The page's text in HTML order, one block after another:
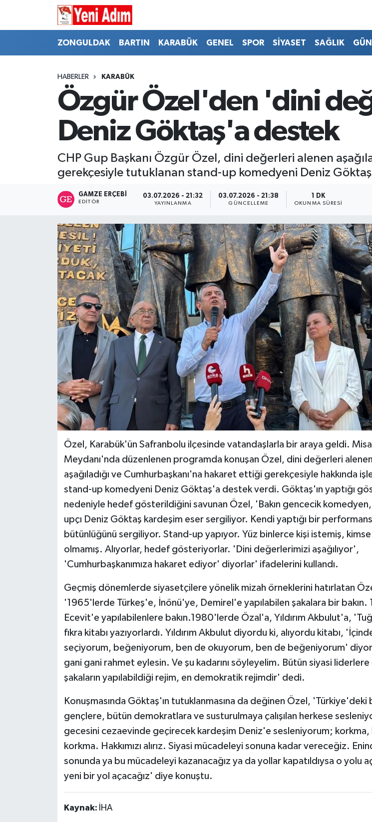
ZONGULDAK BARTIN KARABÜK GENEL SPOR SİYASET SAĞLIK
HABERLER KARABÜK
Özgür Özel'den 'dini
Deniz Göktaş'a destek
CHP Gup Başkanı Özgür Özel, dini değerleri alenen
gerekçesiyle tutuklanan stand-up komedyeni Deniz
GAMZE ERÇEBI
EDITÖR
03.07.2026 - 21:32
YAYINLANMA
03.07.2026 - 21:38
GÜNCELLEME
1 DK
OKUNMA SÜRESI
Özel, Karabük'ün Safranbolu ilçesinde vatandaşlarla bir araya geldi.
Meydanı'nda düzenlenen programda konuşan Özel, dini değerleri alenen
aşağıladığı ve Cumhurbaşkanı'na hakaret ettiği gerekçesiyle hakkında
stand-up komedyeni Deniz Göktaş'a destek verdi. Göktaş'ın yaptığı
nedeniyle hedef gösterildiğini savunan Özel, 'Bakın gencecik
upçı Deniz Göktaş kardeşim eser sergiliyor. Kendi yaptığı bir performans
bütünlüğünü sergiliyor. Stand-up yapıyor. Yüz binlerce kişi istemiş, kimse
olmamış. Alıyorlar, hedef gösteriyorlar. 'Dini değerlerimizi aşağılıyor',
'Cumhurbaşkanımıza hakaret ediyor' diyorlar' ifadelerini kullandı.
Geçmiş dönemlerde siyasetçilere yönelik mizah örneklerini hatırlatan
'1965'lerde Türkeş'e, İnönü'ye, Demirel'e yapılabilen şakalara bir
Ecevit'e yapılabilenlere bakın.1980'lerde Özal'a, Yıldırım Akbulut'a,
fıkra kitabı yazıyorlardı. Yıldırım Akbulut diyordu ki, alıyordu kitabı,
seçiyorum, beğeniyorum, ben de okuyorum, ben de beğeniyorum'
gani gani rahmet eylesin. Ve şu kadarını söyleyelim. Bütün siyasi liderlere
şakaların yapılabildiği rejim, en demokratik rejimdir' dedi.
Konuşmasında Göktaş'ın tutuklanmasına da değinen Özel, 'Türkiye'deki
gençlere, bütün demokratlara ve susturulmaya çalışılan herkese
gecesini cezaevinde geçirecek kardeşim Deniz'e sesleniyorum; korkma,
korkma. Hakkımızı alırız. Siyasi mücadeleyi sonuna kadar vereceğiz.
sonunda ya bu mücadeleyi kazanacağız ya da yollar kapatıldıysa o yolu
yeni bir yol açacağız' diye konuştu.
Kaynak: İHA
ZONGULDAK
SİYASET
ZONGULDAK
KARABÜK
RESMİ İLAN
Zonguldak Hava Durumu
Süper Lig Puan Durumu ve Fikstür
Son Dakika Haberleri